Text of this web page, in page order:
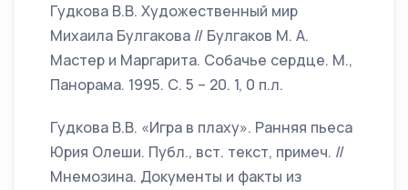
Гудкова В.В. Художественный мир
Михаила Булгакова // Булгаков М. А.
Мастер и Маргарита. Собачье сердце. М.,
Панорама. 1995. С. 5 – 20. 1, 0 п.л.
Гудкова В.В. «Игра в плаху». Ранняя пьеса
Юрия Олеши. Публ., вст. текст, примеч. //
Мнемозина. Документы и факты из